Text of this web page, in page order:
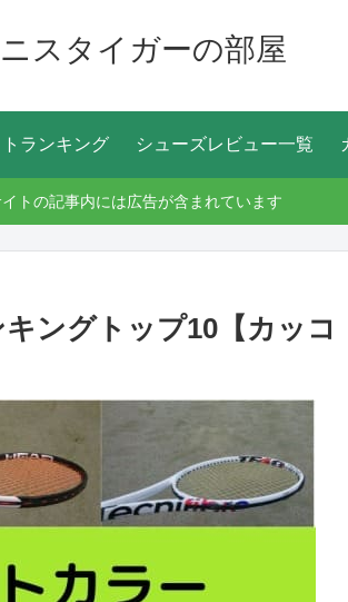
スタイガーの部屋
ランキング シューズレビュー一覧
トの記事内には広告が含まれています
ングトップ10【カッコ